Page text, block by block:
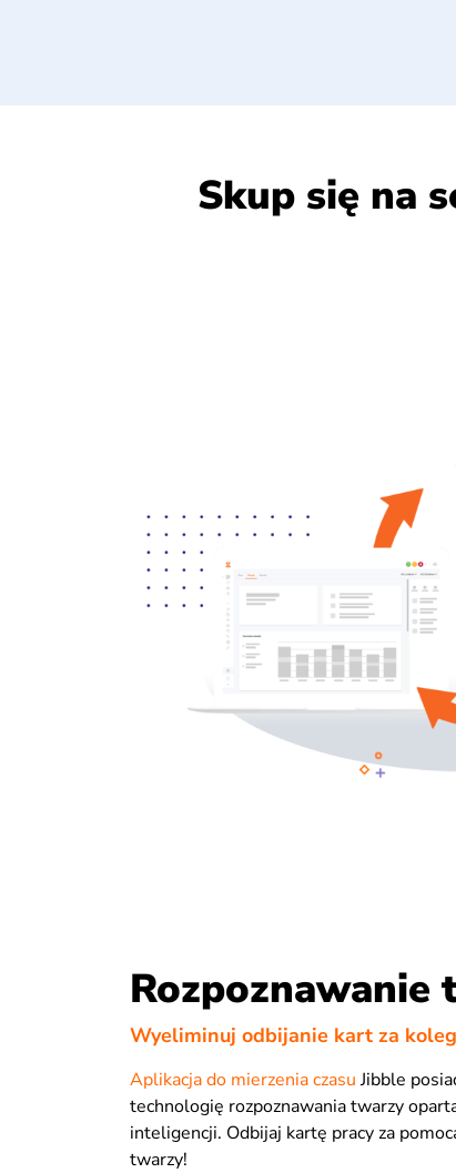
Skup się na
Rozpoznawanie
Wyeliminuj odbijanie kart za
Aplikacja do mierzenia czasuJibble
technologię rozpoznawania twarzy
inteligencji. Odbijaj kartę pracy za
twarzy!